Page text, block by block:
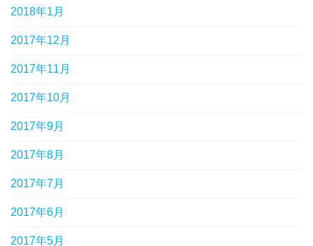
2018年1月
2017年12月
2017年11月
2017年10月
2017年9月
2017年8月
2017年7月
2017年6月
2017年5月